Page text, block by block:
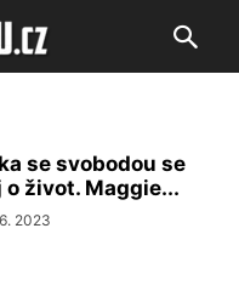
se svobodou se
o život. Maggie...
2023